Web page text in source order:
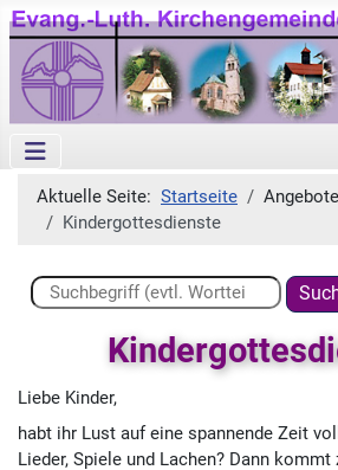
Aktuelle Seite: Startseite
Angebote
Kindergottesdienste
Suchen ...
Liebe Kinder,
habt ihr Lust auf eine spannende Zeit
Lieder, Spiele und Lachen? Dann kommt